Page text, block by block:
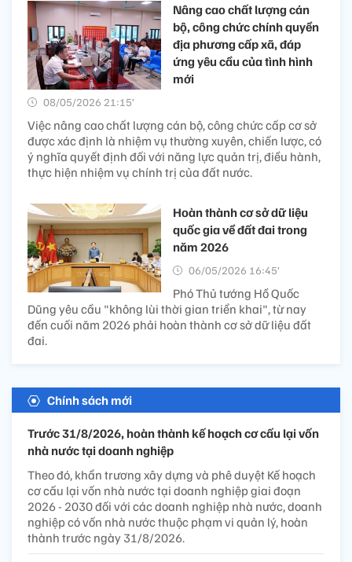
Nâng cao chất lượng cán
bộ, công chức chính quyền
địa phương cấp xã, đáp
ứng yêu cầu của tình hình
mới
08/05/2026 21:15’
Việc nâng cao chất lượng cán bộ, công chức cấp cơ sở
được xác định là nhiệm vụ thường xuyên, chiến lược, có
ý nghĩa quyết định đối với năng lực quản trị, điều hành,
thực hiện nhiệm vụ chính trị của đất nước.
Hoàn thành cơ sở dữ liệu
quốc gia về đất đai trong
năm 2026
06/05/2026 16:45’
Phó Thủ tướng Hồ Quốc
Dũng yêu cầu "không lùi thời gian triển khai", từ nay
đến cuối năm 2026 phải hoàn thành cơ sở dữ liệu đất
đai.
Chính sách mới
Trước 31/8/2026, hoàn thành kế hoạch cơ cấu lại vốn
nhà nước tại doanh nghiệp
Theo đó, khẩn trương xây dựng và phê duyệt Kế hoạch
cơ cấu lại vốn nhà nước tại doanh nghiệp giai đoạn
2026 - 2030 đối với các doanh nghiệp nhà nước, doanh
nghiệp có vốn nhà nước thuộc phạm vi quản lý, hoàn
thành trước ngày 31/8/2026.